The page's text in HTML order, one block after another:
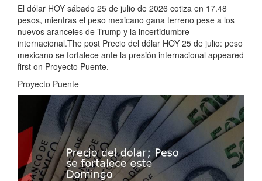
El dólar HOY sábado 25 de julio de 2026 cotiza en 17.48
pesos, mientras el peso mexicano gana terreno pese a los
nuevos aranceles de Trump y la incertidumbre
internacional.The post Precio del dólar HOY 25 de julio: peso
mexicano se fortalece ante la presión internacional appeared
first on Proyecto Puente.
Proyecto Puente